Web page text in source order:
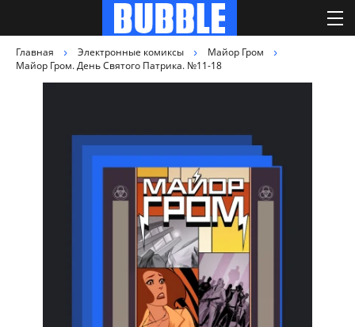
Главная Электронные комиксы
Майор Гром
Майор Гром. День Святого Патрика. №11-18